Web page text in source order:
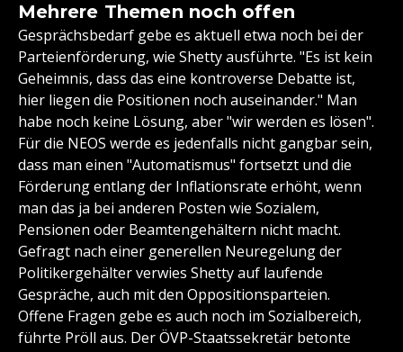
Mehrere Themen noch offen
Gesprächsbedarf gebe es aktuell etwa noch bei der
Parteienförderung, wie Shetty ausführte. "Es ist kein
Geheimnis, dass das eine kontroverse Debatte ist,
hier liegen die Positionen noch auseinander." Man
habe noch keine Lösung, aber "wir werden es lösen".
Für die NEOS werde es jedenfalls nicht gangbar sein,
dass man einen "Automatismus" fortsetzt und die
Förderung entlang der Inflationsrate erhöht, wenn
man das ja bei anderen Posten wie Sozialem,
Pensionen oder Beamtengehältern nicht macht.
Gefragt nach einer generellen Neuregelung der
Politikergehälter verwies Shetty auf laufende
Gespräche, auch mit den Oppositionsparteien.
Offene Fragen gebe es auch noch im Sozialbereich,
führte Pröll aus. Der ÖVP-Staatssekretär betonte